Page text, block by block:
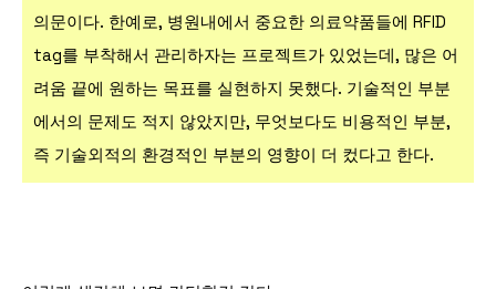
의문이다. 한예로, 병원내에서 중요한 의료약품들에 RFID
tag를 부착해서 관리하자는 프로젝트가 있었는데, 많은 어
려움 끝에 원하는 목표를 실현하지 못했다. 기술적인 부분
에서의 문제도 적지 않았지만, 무엇보다도 비용적인 부분,
즉 기술외적의 환경적인 부분의 영향이 더 컸다고 한다.